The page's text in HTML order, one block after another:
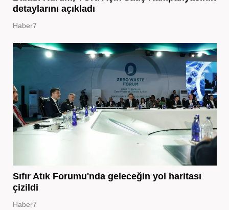
detaylarını açıkladı
Haber7
Sıfır Atık Forumu'nda geleceğin yol haritası
çizildi
Haber7